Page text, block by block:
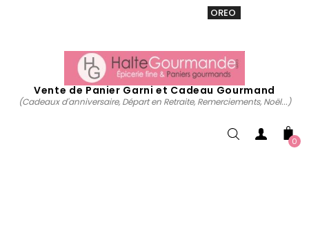
OREO
Vente de Panier Garni et Cadeau Gourmand
(Cadeaux d'anniversaire, Départ en Retraite, Remerciements, Noël...)
0